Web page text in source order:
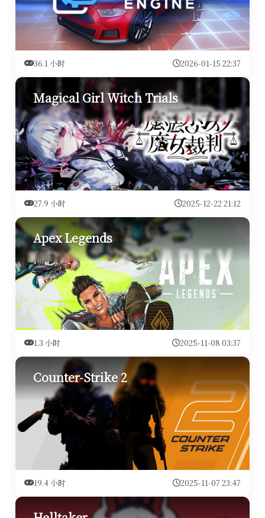
36.1 小时 2026-01-15 22:37
Magical Girl Witch Trials
27.9 小时 2025-12-22 21:12
Apex Legends
1.3 小时 2025-11-08 03:37
Counter-Strike 2
19.4 小时 2025-11-07 23:47